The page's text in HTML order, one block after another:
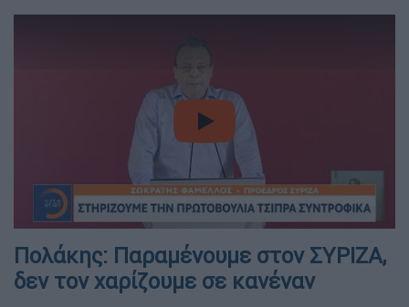
video
Πολάκης: Παραμένουμε στον ΣΥΡΙΖΑ,
δεν τον χαρίζουμε σε κανέναν